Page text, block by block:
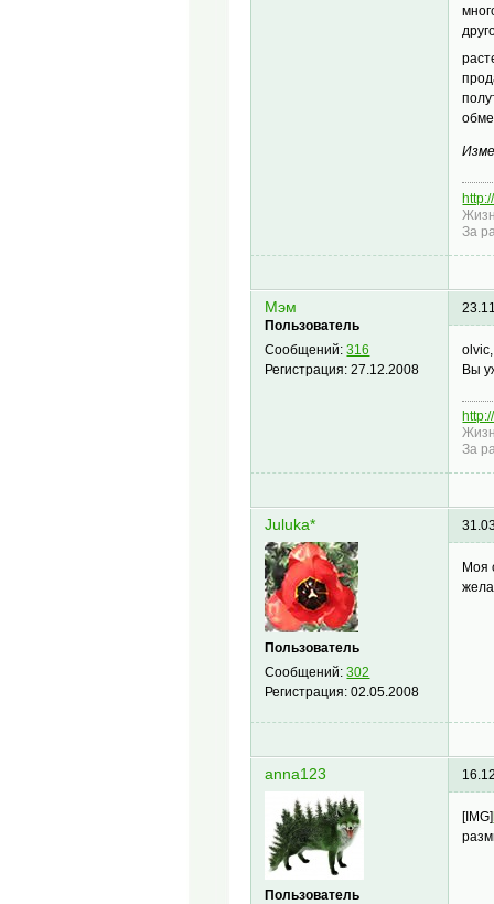
За
Мэм
Пользователь
Сообщений:316
Регистрация:27.12.2008
olvic,
Вы
За
Juluka*
Пользователь
Сообщений:302
Регистрация:02.05.2008
Моя
anna123
Пользователь
[IMG]